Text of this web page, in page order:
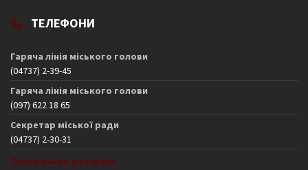
ТЕЛЕФОНИ
Гаряча лінія міського голови
(04737) 2-39-45
Гаряча лінія міського голови
(097) 622 18 65
Секретар міської ради
(04737) 2-30-31
Телефонний довідник